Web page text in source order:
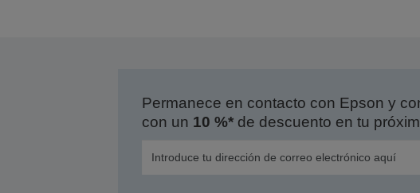
Permanece en contacto con Epson y
con un 10 %*de descuento en tu